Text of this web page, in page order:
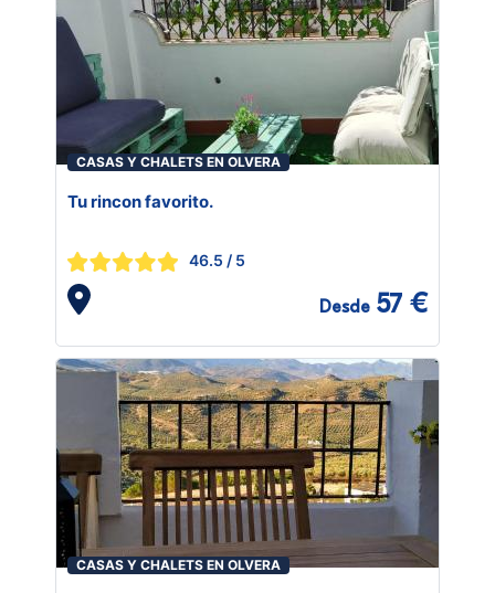
CASAS Y CHALETS EN OLVERA
Tu rincon favorito.
46.5 / 5
Desde 57 €
CASAS Y CHALETS EN OLVERA